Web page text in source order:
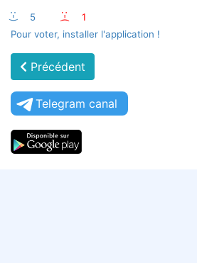
:-) 5 :-(
1
Pour voter, installer l'application !
Précédent
Telegram canal